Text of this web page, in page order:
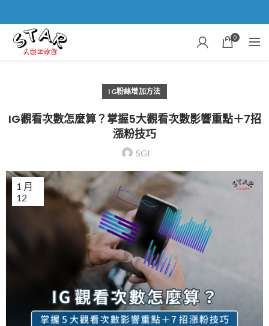
0
IG粉絲增加方法
IG觀看次數怎麼算？掌握5大觀看次數影響重點＋7招
漲粉技巧
SGI
12
1 月